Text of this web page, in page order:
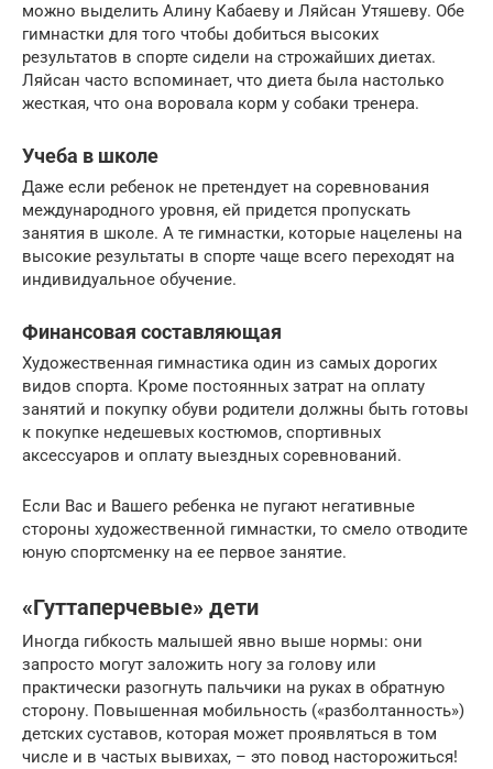
можно выделить Алину Кабаеву и Ляйсан Утяшеву. Обе
гимнастки для того чтобы добиться высоких
результатов в спорте сидели на строжайших диетах.
Ляйсан часто вспоминает, что диета была настолько
жесткая, что она воровала корм у собаки тренера.
Учеба в школе
Даже если ребенок не претендует на соревнования
международного уровня, ей придется пропускать
занятия в школе. А те гимнастки, которые нацелены на
высокие результаты в спорте чаще всего переходят на
индивидуальное обучение.
Финансовая составляющая
Художественная гимнастика один из самых дорогих
видов спорта. Кроме постоянных затрат на оплату
занятий и покупку обуви родители должны быть готовы
к покупке недешевых костюмов, спортивных
аксессуаров и оплату выездных соревнований.
Если Вас и Вашего ребенка не пугают негативные
стороны художественной гимнастки, то смело отводите
юную спортсменку на ее первое занятие.
«Гуттаперчевые» дети
Иногда гибкость малышей явно выше нормы: они
запросто могут заложить ногу за голову или
практически разогнуть пальчики на руках в обратную
сторону. Повышенная мобильность («разболтанность»)
детских суставов, которая может проявляться в том
числе и в частых вывихах, – это повод насторожиться!